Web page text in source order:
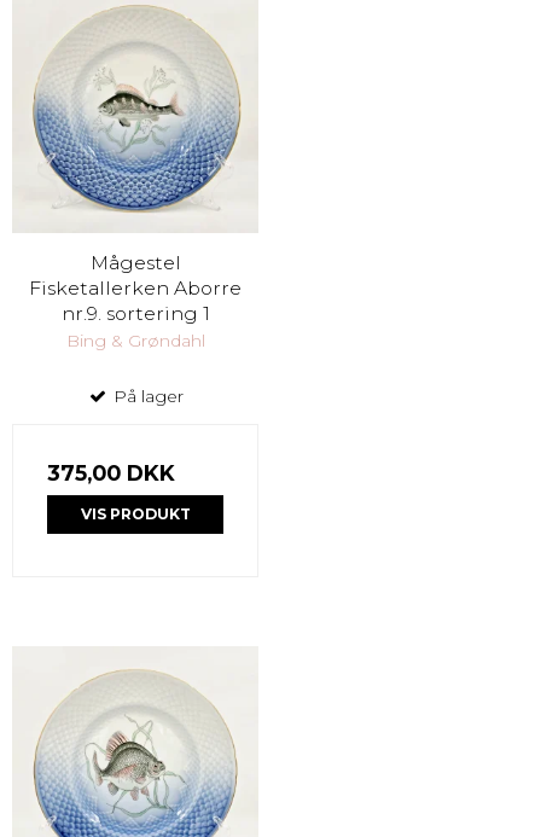
Mågestel
Fisketallerken Aborre
nr.9. sortering 1
Bing & Grøndahl
På lager
375,00 DKK
VIS PRODUKT